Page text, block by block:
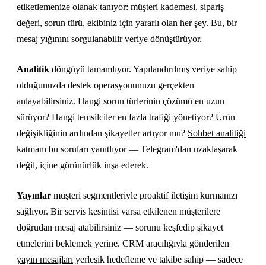
etiketlemenize olanak tanıyor: müşteri kademesi, sipariş
değeri, sorun türü, ekibiniz için yararlı olan her şey. Bu, bir
mesaj yığınını sorgulanabilir veriye dönüştürüyor.
Analitik döngüyü tamamlıyor. Yapılandırılmış veriye sahip
olduğunuzda destek operasyonunuzu gerçekten
anlayabilirsiniz. Hangi sorun türlerinin çözümü en uzun
sürüyor? Hangi temsilciler en fazla trafiği yönetiyor? Ürün
değişikliğinin ardından şikayetler artıyor mu? Sohbet analitiği
katmanı bu soruları yanıtlıyor — Telegram'dan uzaklaşarak
değil, içine görünürlük inşa ederek.
Yayınlar müşteri segmentleriyle proaktif iletişim kurmanızı
sağlıyor. Bir servis kesintisi varsa etkilenen müşterilere
doğrudan mesaj atabilirsiniz — sorunu keşfedip şikayet
etmelerini beklemek yerine. CRM aracılığıyla gönderilen
yayın mesajları yerleşik hedefleme ve takibe sahip — sadece